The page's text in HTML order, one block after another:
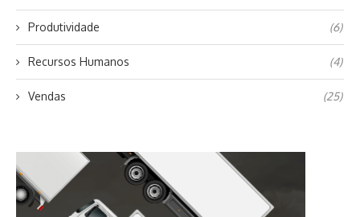
Produtividade (6)
Recursos Humanos (4)
Vendas (25)